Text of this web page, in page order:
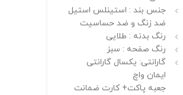
جنس بند : استینلس استیل
ضد زنگ و ضد حساسیت
رنگ بدنه : طلایی
رنگ صفحه : سبز
گارانتی: یکسال گارانتی
ایمان واچ
جعبه پاکت+ کارت ضمانت